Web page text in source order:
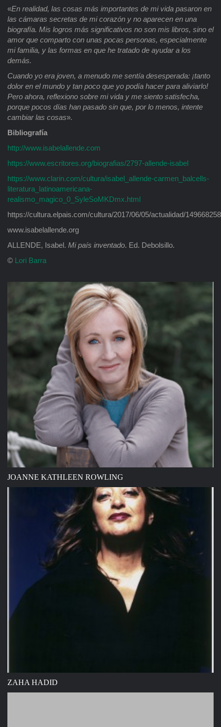
«En realidad, las cosas más importantes de mi vida pasaron en
las cámaras secretas de mi corazón y no aparecen en una
biografía. Mis logros más significativos no son mis libros, sino el
amor que comparto con unas pocas personas, especialmente
mi familia, y las formas en que he tratado de ayudar a los
demás.
Cuando yo era joven, a menudo me sentía desesperada: ¡tanto
dolor en el mundo y tan poco que yo podía hacer para aliviarlo!
Pero ahora, reflexiono sobre mi vida y me siento satisfecha,
porque pocos días han pasado sin que, por lo menos, intente
cambiar las cosas».
Bibliografía
http://www.isabelallende.com
https://www.escritores.org/biografias/2797-allende-isabel
https://www.clarin.com/cultura/isabel_allende-carmen_balcells-
literatura_latinoamericana-
realismo_magico_0_SyleSoMKDmx.html
https://cultura.elpais.com/cultura/2017/06/05/actualidad/
www.isabelallende.org
ALLENDE, Isabel. Mi país inventado. Ed. Debolsillo.
© Lori Barra
JOANNE KATHLEEN ROWLING
ZAHA HADID